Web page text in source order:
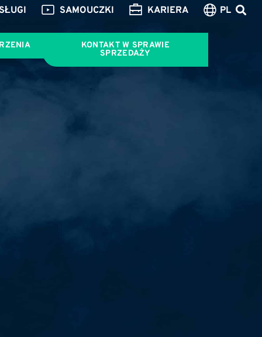
SAMOUCZKI KARIERA PL
KONTAKT W SPRAWIE
SPRZEDAŻY